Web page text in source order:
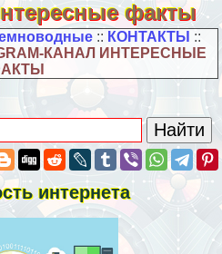
факты
:: КОНТАКТЫ ::
КАНАЛ ИНТЕРЕСНЫЕ
интернета